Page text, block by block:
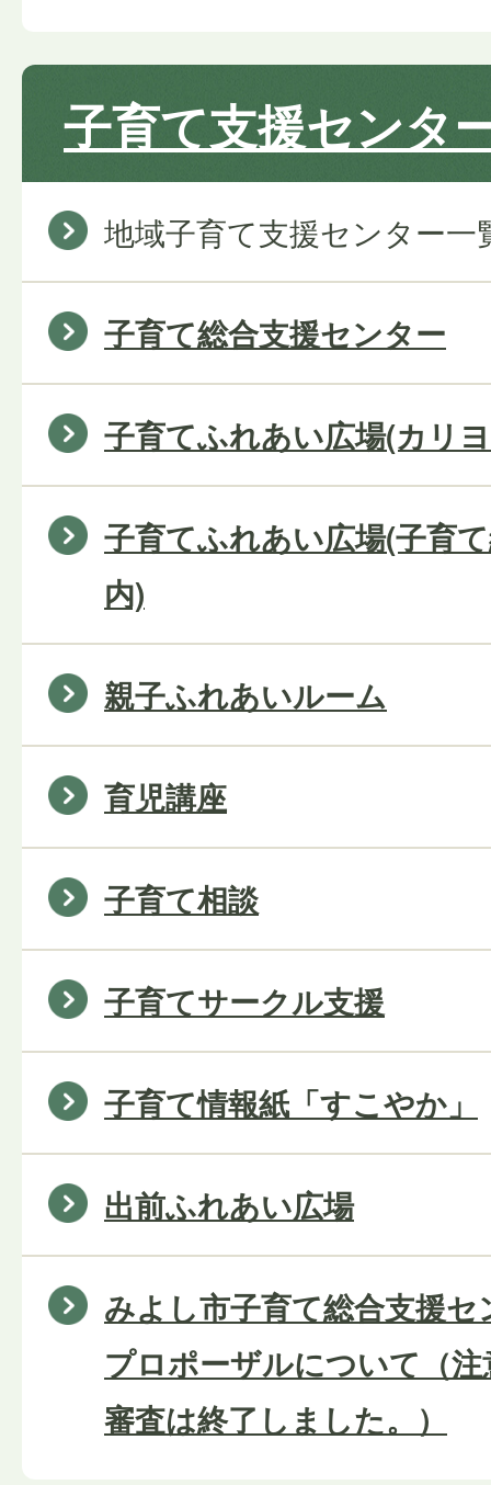
子育て支援センタ
地域子育て支援センター一
子育て総合支援センター
子育てふれあい広場(カリ
子育てふれあい広場(子育
内)
親子ふれあいルーム
育児講座
子育て相談
子育てサークル支援
子育て情報紙「すこやか」
出前ふれあい広場
みよし市子育て総合支援
プロポーザルについて（
審査は終了しました。）